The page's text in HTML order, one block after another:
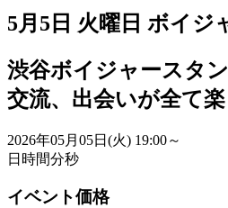
5月5日 火曜日 ボイジ
渋谷ボイジャースタ
交流、出会いが全て
2026年05月05日(火) 19:00～
日 時間分秒
イベント価格